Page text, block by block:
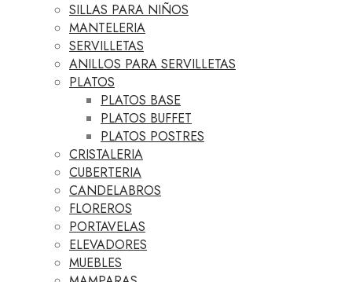
SILLAS PARA NIÑOS
MANTELERIA
SERVILLETAS
ANILLOS PARA SERVILLETAS
PLATOS
PLATOS BASE
PLATOS BUFFET
PLATOS POSTRES
CRISTALERIA
CUBERTERIA
CANDELABROS
FLOREROS
PORTAVELAS
ELEVADORES
MUEBLES